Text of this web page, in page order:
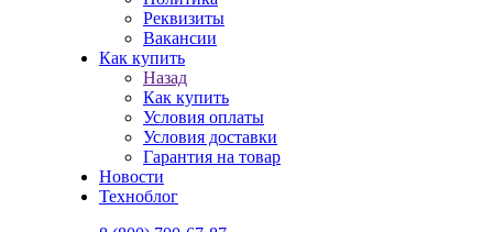
Реквизиты
Вакансии
Как купить
Назад
Как купить
Условия оплаты
Условия доставки
Гарантия на товар
Новости
Техноблог